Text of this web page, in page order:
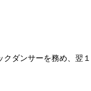
ダンサーを務め、翌１